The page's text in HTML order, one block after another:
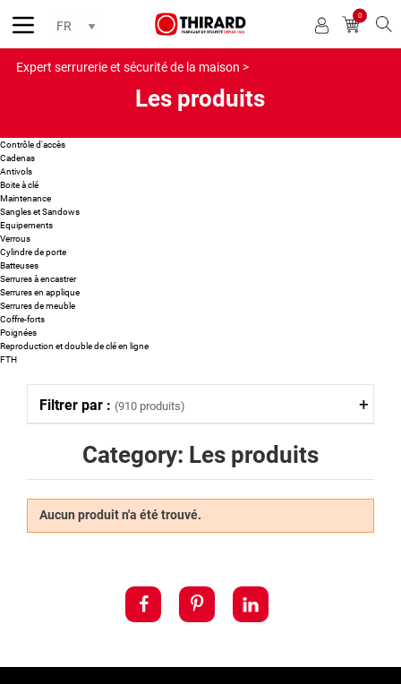
0
Expert serrurerie et sécurité de la maison >
Les produits
Contrôle d'accès
Cadenas
Antivols
Boite à clé
Maintenance
Sangles et Sandows
Equipements
Verrous
Cylindre de porte
Batteuses
Serrures à encastrer
Serrures en applique
Serrures de meuble
Coffre-forts
Poignées
Reproduction et double de clé en ligne
FTH
Category: Les produits
Aucun produit n'a été trouvé.
Filtrer par : (910 produits)